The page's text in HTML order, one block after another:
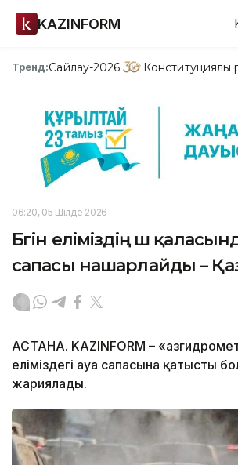
KAZINFORM
Тренд:Сайлау-2026
06:20, 05 Шілде 2026
Бүгін еліміздің үш
сапасы нашарлайды –
АСТАНА. KAZINFORM –
еліміздегі ауа сапасына қатысты
жариялады.